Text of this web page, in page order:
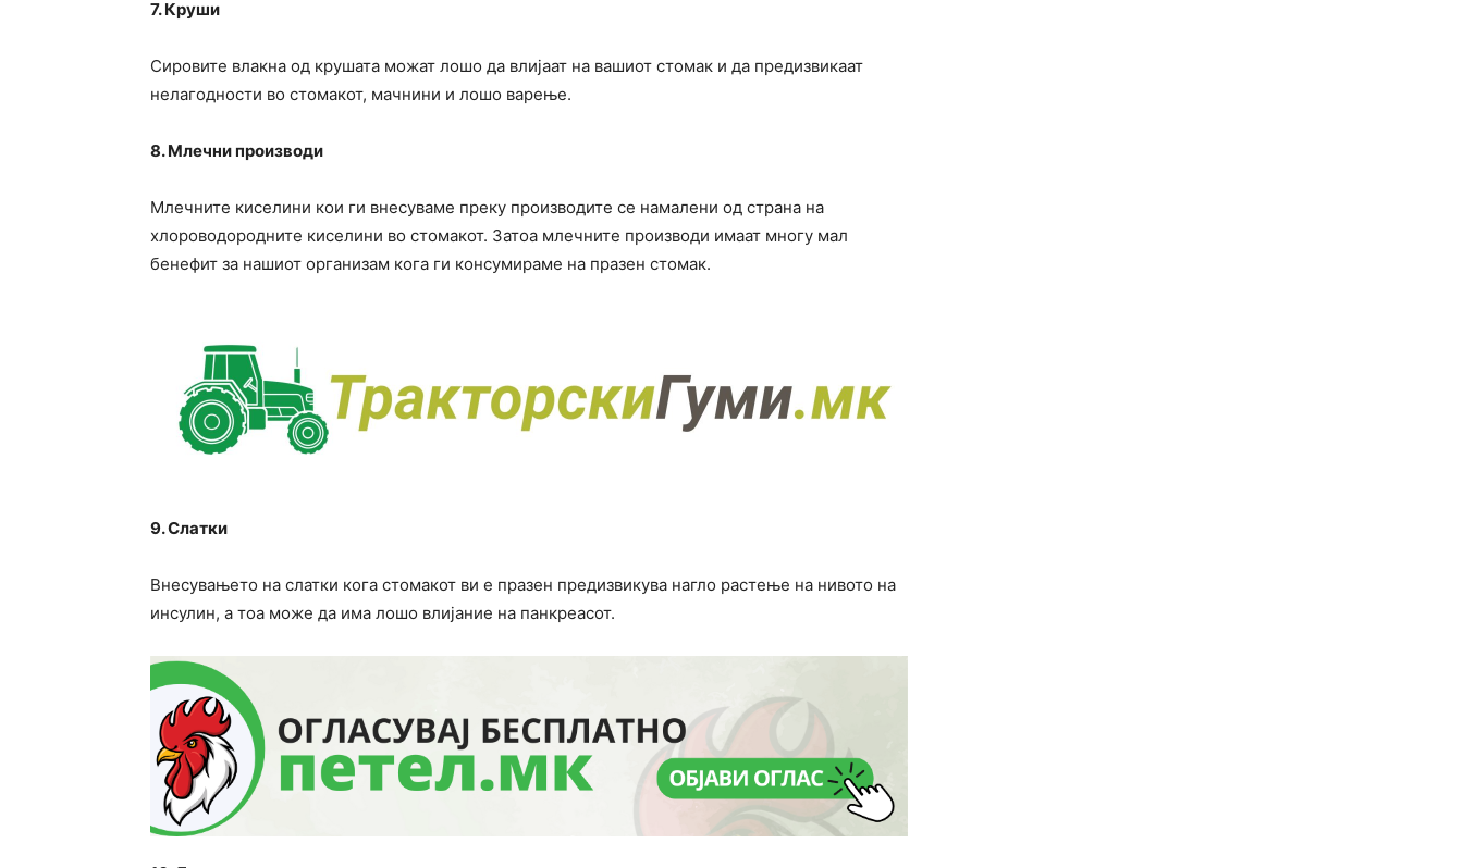
7. Круши
Сировите влакна од крушата можат лошо да влијаат на вашиот стомак и да предизвикаат
нелагодности во стомакот, мачнини и лошо варење.
8. Млечни производи
Млечните киселини кои ги внесуваме преку производите се намалени од страна на
хлороводородните киселини во стомакот. Затоа млечните производи имаат многу мал
бенефит за нашиот организам кога ги консумираме на празен стомак.
9. Слатки
Внесувањето на слатки кога стомакот ви е празен предизвикува нагло растење на нивото на
инсулин, а тоа може да има лошо влијание на панкреасот.